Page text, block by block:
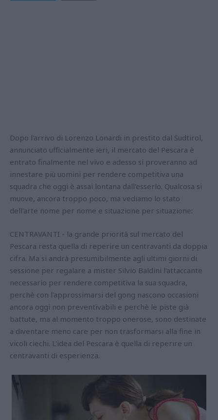
Dopo l'arrivo di Lorenzo Lonardi in prestito dal Sudtirol,
annunciato ufficialmente ieri, il mercato del Pescara è
entrato finalmente nel vivo e adesso si proveranno ad
innestare più uomini per rendere competitiva una
squadra che oggi è assai lontana dall'esserlo. Qualcosa si
muove, ancora troppo poco, ma vediamo lo stato
dell'arte nome per nome e situazione per situazione:
CENTRAVANTI - la grande priorità sul mercato del
Pescara resta quella di reperire un centravanti da doppia
cifra. Ma si andrà presumibilmente agli ultimi giorni di
sessione per regalare a mister Silvio Baldini l'attaccante
necessario per rendere competitiva la sua squadra,
perchè con l'approssimarsi del gong nascono occasioni
ancora oggi non preventivabili e perchè le piste già
battute, ma al momento troppo onerose, sono destinate
a diventare meno care per non trasformarsi alla fine in
vicoli ciechi. L'idea del Pescara è quella di reperire un
centravanti di esperienza.